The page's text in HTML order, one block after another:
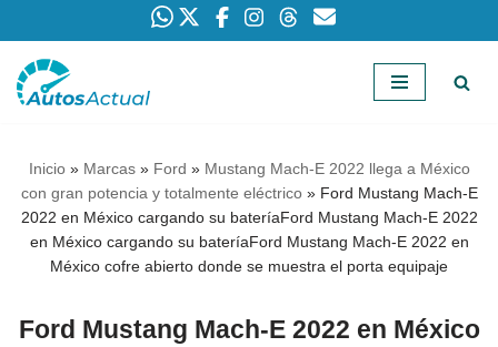
Saltar
Inicio» Marcas» Ford » Mustang Mach-E 2022 llega a México
con gran potencia y totalmente eléctrico» Ford Mustang Mach-E
2022 en México cargando su bateríaFord Mustang Mach-E 2022
en México cargando su bateríaFord Mustang Mach-E 2022 en
México cofre abierto donde se muestra el porta equipaje
Ford Mustang Mach-E 2022 en México